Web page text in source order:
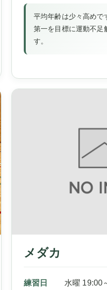
平均年齢は少々高めで
第一を目標に運動不足
す。
メダカ
練習日 水曜 19:00